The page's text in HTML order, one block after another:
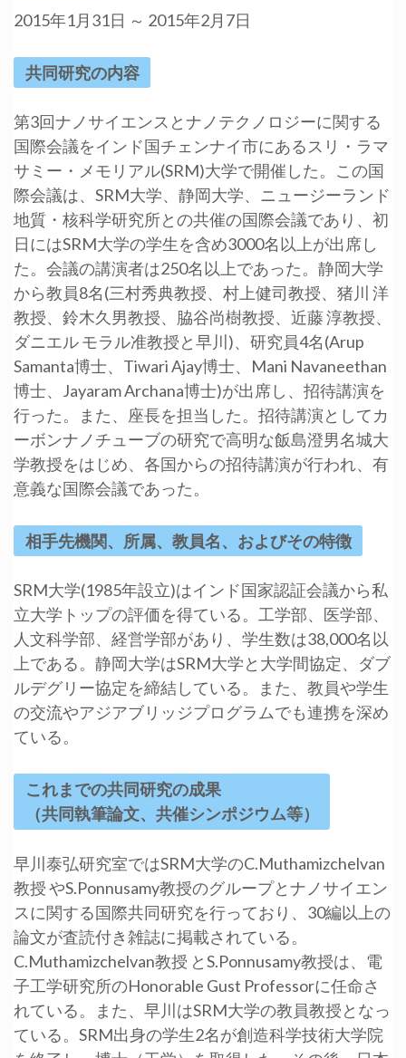
2015年1月31日 ～ 2015年2月7日
共同研究の内容
第3回ナノサイエンスとナノテクノロジーに関する
国際会議をインド国チェンナイ市にあるスリ・ラマ
サミー・メモリアル(SRM)大学で開催した。この国
際会議は、SRM大学、静岡大学、ニュージーランド
地質・核科学研究所との共催の国際会議であり、初
日にはSRM大学の学生を含め3000名以上が出席し
た。会議の講演者は250名以上であった。静岡大学
から教員8名(三村秀典教授、村上健司教授、猪川 洋
教授、鈴木久男教授、脇谷尚樹教授、近藤 淳教授、
ダニエル モラル准教授と早川)、研究員4名(Arup
Samanta博士、Tiwari Ajay博士、Mani Navaneethan
博士、Jayaram Archana博士)が出席し、招待講演を
行った。また、座長を担当した。招待講演としてカ
ーボンナノチューブの研究で高明な飯島澄男名城大
学教授をはじめ、各国からの招待講演が行われ、有
意義な国際会議であった。
相手先機関、所属、教員名、およびその特徴
SRM大学(1985年設立)はインド国家認証会議から私
立大学トップの評価を得ている。工学部、医学部、
人文科学部、経営学部があり、学生数は38,000名以
上である。静岡大学はSRM大学と大学間協定、ダブ
ルデグリー協定を締結している。また、教員や学生
の交流やアジアブリッジプログラムでも連携を深め
ている。
これまでの共同研究の成果
（共同執筆論文、共催シンポジウム等）
早川泰弘研究室ではSRM大学のC.Muthamizchelvan
教授 やS.Ponnusamy教授のグループとナノサイエン
スに関する国際共同研究を行っており、30編以上の
論文が査読付き雑誌に掲載されている。
C.Muthamizchelvan教授 とS.Ponnusamy教授は、電
子工学研究所のHonorable Gust Professorに任命さ
れている。また、早川はSRM大学の教員教授となっ
ている。SRM出身の学生2名が創造科学技術大学院